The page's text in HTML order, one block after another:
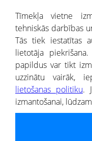
Kredītizziņa
® CREDITREFORM Latvija
SIA
Tīmekļa vietne
tehniskās darbības
Tās tiek iestatītas
lietotāja
papildus var tikt
uzzinātu vairāk,
lietošanas politiku.
izmantošanai,